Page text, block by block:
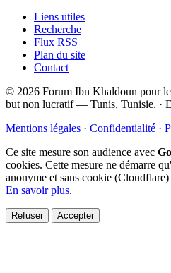
Liens utiles
Recherche
Flux RSS
Plan du site
Contact
© 2026 Forum Ibn Khaldoun pour
but non lucratif — Tunis, Tunisie. ·
Mentions légales · Confidentialité ·
Ce site mesure son audience avec
cookies. Cette mesure ne démarre
anonyme et sans cookie (Cloudflare)
En savoir plus.
Refuser Accepter